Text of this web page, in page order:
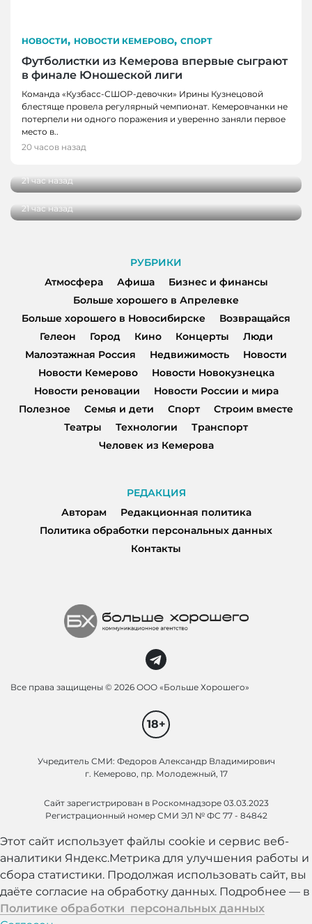
НОВОСТИ, НОВОСТИ КЕМЕРОВО, СПОРТ
Футболистки из Кемерова впервые сыграют
в финале Юношеской лиги
Команда «Кузбасс-СШОР-девочки» Ирины Кузнецовой
блестяще провела регулярный чемпионат. Кемеровчанки не
потерпели ни одного поражения и уверенно заняли первое
место в..
20 часов назад
НОВОСТИ
В Кузбассе школы здоровья посетили более
21 час назад
НОВОСТИ
поставки топлива для аграриев
21 час назад
РУБРИКИ
Атмосфера
Афиша
Бизнес и финансы
Больше хорошего в Апрелевке
Больше хорошего в Новосибирске
Возвращайся
Гелеон
Город Кино Концерты
Люди
Малоэтажная Россия
Недвижимость
Новости
Новости Кемерово
Новости Новокузнецка
Новости реновации
Новости России и мира
Полезное
Семья и дети Спорт
Строим вместе
Театры
Технологии
Транспорт
Человек из Кемерова
РЕДАКЦИЯ
Авторам
Редакционная политика
Политика обработки персональных данных
Контакты
Все права защищены © 2026 ООО «Больше Хорошего»
18+
Учредитель СМИ: Федоров Александр Владимирович
г. Кемерово, пр. Молодежный, 17
Сайт зарегистрирован в Роскомнадзоре 03.03.2023
Регистрационный номер СМИ ЭЛ № ФС 77 - 84842
Этот сайт использует файлы cookie и сервис веб-
аналитики Яндекс.Метрика для улучшения работы и
сбора статистики. Продолжая использовать сайт, вы
даёте согласие на обработку данных. Подробнее — в
Политике обработки персональных данных